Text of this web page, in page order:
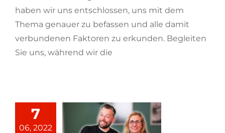
haben wir uns entschlossen, uns mit dem
Thema genauer zu befassen und alle damit
verbundenen Faktoren zu erkunden. Begleiten
Sie uns, während wir die
7
06, 2022